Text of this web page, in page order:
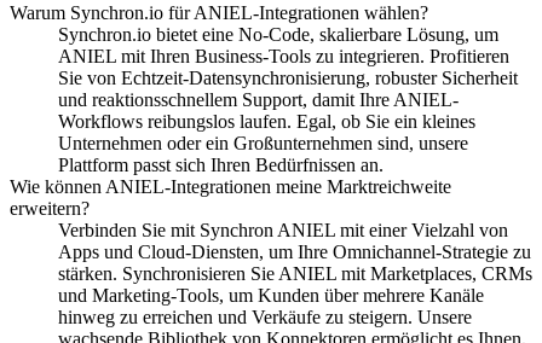
Warum Synchron.io für ANIEL-Integrationen wählen?
Synchron.io bietet eine No-Code, skalierbare Lösung, um
ANIEL mit Ihren Business-Tools zu integrieren. Profitieren
Sie von Echtzeit-Datensynchronisierung, robuster Sicherheit
und reaktionsschnellem Support, damit Ihre ANIEL-
Workflows reibungslos laufen. Egal, ob Sie ein kleines
Unternehmen oder ein Großunternehmen sind, unsere
Plattform passt sich Ihren Bedürfnissen an.
Wie können ANIEL-Integrationen meine Marktreichweite
erweitern?
Verbinden Sie mit Synchron ANIEL mit einer Vielzahl von
Apps und Cloud-Diensten, um Ihre Omnichannel-Strategie zu
stärken. Synchronisieren Sie ANIEL mit Marketplaces, CRMs
und Marketing-Tools, um Kunden über mehrere Kanäle
hinweg zu erreichen und Verkäufe zu steigern. Unsere
wachsende Bibliothek von Konnektoren ermöglicht es Ihnen,